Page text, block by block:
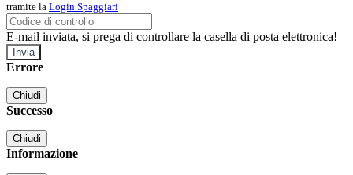
tramite la Login Spaggiari
E-mail inviata, si prega di controllare la casella di posta elettronica!
Errore
Chiudi
Successo
Chiudi
Informazione